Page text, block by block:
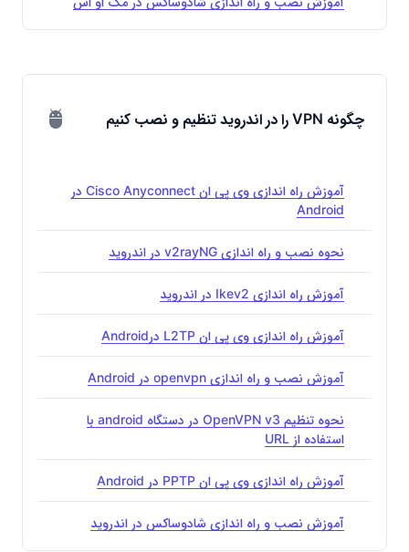
چگونه VPN را در اندروید تنظیم و نصب کنیم
آموزش راه اندازی وی پی ان Cisco Anyconnect در
Android
نحوه نصب و راه اندازی v2rayNG در اندروید
آموزش راه اندازی Ikev2 در اندروید
آموزش راه اندازی وی پی ان L2TP درAndroid
آموزش نصب و راه اندازی openvpn در Android
نحوه تنظیم OpenVPN v3 در دستگاه android با
استفاده از URL
آموزش راه اندازی وی پی ان PPTP در Android
آموزش نصب و راه اندازی شادوساکس در اندروید